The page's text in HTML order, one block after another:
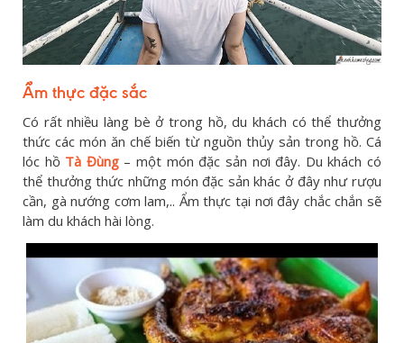
Ẩm thực đặc sắc
Có rất nhiều làng bè ở trong hồ, du khách có thể thưởng
thức các món ăn chế biến từ nguồn thủy sản trong hồ. Cá
lóc hồ Tà Đùng– một món đặc sản nơi đây. Du khách có
thể thưởng thức những món đặc sản khác ở đây như rượu
cần, gà nướng cơm lam,.. Ẩm thực tại nơi đây chắc chắn sẽ
làm du khách hài lòng.